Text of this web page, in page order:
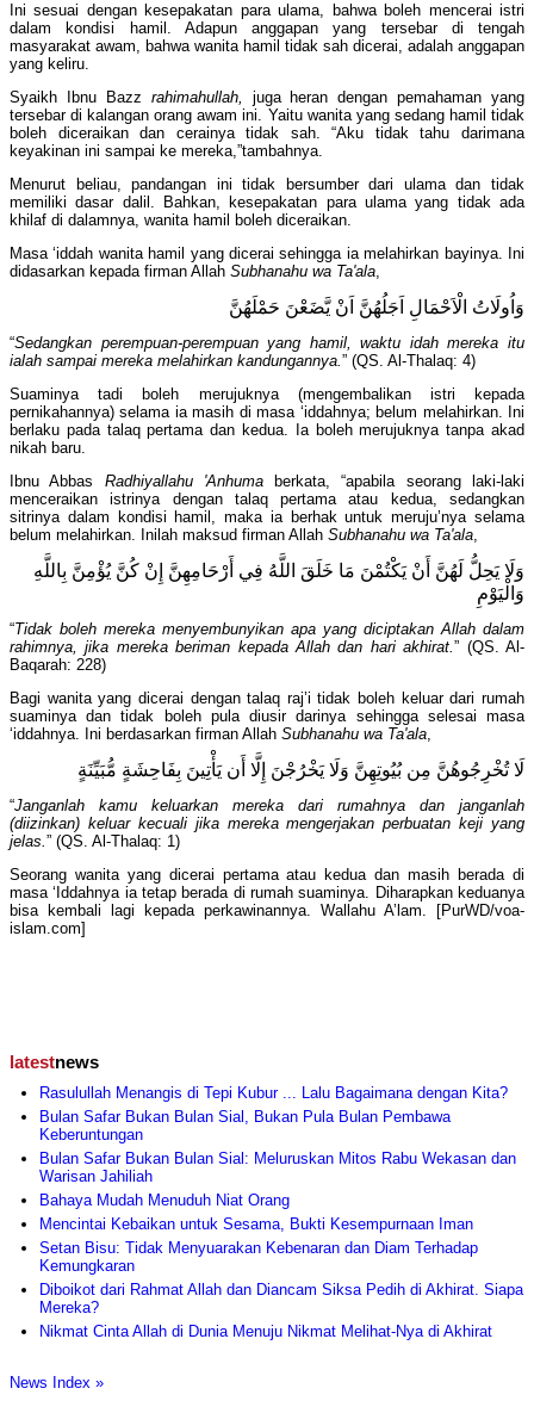
Ini sesuai dengan kesepakatan para ulama, bahwa boleh mencerai istri
dalam kondisi hamil. Adapun anggapan yang tersebar di tengah
masyarakat awam, bahwa wanita hamil tidak sah dicerai, adalah anggapan
yang keliru.
Syaikh Ibnu Bazz rahimahullah,
juga heran dengan pemahaman yang
tersebar di kalangan orang awam ini. Yaitu wanita yang sedang hamil tidak
boleh diceraikan dan cerainya tidak sah. “Aku tidak tahu darimana
keyakinan ini sampai ke mereka,”tambahnya.
Menurut beliau, pandangan ini tidak bersumber dari ulama dan tidak
memiliki dasar dalil. Bahkan, kesepakatan para ulama yang tidak ada
khilaf di dalamnya, wanita hamil boleh diceraikan.
Masa ‘iddah wanita hamil yang dicerai sehingga ia melahirkan bayinya. Ini
didasarkan kepada firman Allah Subhanahu wa Ta'ala,
وَاُولَاتُ الْاَحْمَالِ اَجَلُهُنَّ اَنْ يَّضَعْنَ حَمْلَهُنَّ
“Sedangkan perempuan-perempuan yang hamil, waktu idah mereka itu
ialah sampai mereka melahirkan kandungannya.” (QS. Al-Thalaq: 4)
Suaminya tadi boleh merujuknya (mengembalikan istri kepada
pernikahannya) selama ia masih di masa ‘iddahnya; belum melahirkan. Ini
berlaku pada talaq pertama dan kedua. Ia boleh merujuknya tanpa akad
nikah baru.
Ibnu Abbas Radhiyallahu 'Anhumaberkata, “apabila seorang laki-laki
menceraikan istrinya dengan talaq pertama atau kedua, sedangkan
sitrinya dalam kondisi hamil, maka ia berhak untuk meruju’nya selama
belum melahirkan. Inilah maksud firman Allah Subhanahu wa Ta'ala,
وَلَا يَحِلُّ لَهُنَّ أَنْ يَكْتُمْنَ مَا خَلَقَ اللَّهُ فِي أَرْحَامِهِنَّ إِنْ كُنَّ يُؤْمِنَّ بِاللَّهِ
وَالْيَوْمِ
“Tidak boleh mereka menyembunyikan apa yang diciptakan Allah dalam
rahimnya, jika mereka beriman kepada Allah dan hari akhirat.” (QS. Al-
Baqarah: 228)
Bagi wanita yang dicerai dengan talaq raj’i tidak boleh keluar dari rumah
suaminya dan tidak boleh pula diusir darinya sehingga selesai masa
‘iddahnya. Ini berdasarkan firman Allah Subhanahu wa Ta'ala,
لَا تُخْرِجُوهُنَّ مِن بُيُوتِهِنَّ وَلَا يَخْرُجْنَ إِلَّا أَن يَأْتِينَ بِفَاحِشَةٍ مُّبَيِّنَةٍ
“Janganlah kamu keluarkan mereka dari rumahnya dan janganlah
(diizinkan) keluar kecuali jika mereka mengerjakan perbuatan keji yang
jelas.” (QS. Al-Thalaq: 1)
Seorang wanita yang dicerai pertama atau kedua dan masih berada di
masa ‘Iddahnya ia tetap berada di rumah suaminya. Diharapkan keduanya
bisa kembali lagi kepada perkawinannya. Wallahu A’lam. [PurWD/voa-
islam.com]
latestnews
Rasulullah Menangis di Tepi Kubur ... Lalu Bagaimana dengan Kita?
Bulan Safar Bukan Bulan Sial, Bukan Pula Bulan Pembawa
Keberuntungan
Bulan Safar Bukan Bulan Sial: Meluruskan Mitos Rabu Wekasan dan
Warisan Jahiliah
Bahaya Mudah Menuduh Niat Orang
Mencintai Kebaikan untuk Sesama, Bukti Kesempurnaan Iman
Setan Bisu: Tidak Menyuarakan Kebenaran dan Diam Terhadap
Kemungkaran
Diboikot dari Rahmat Allah dan Diancam Siksa Pedih di Akhirat. Siapa
Mereka?
Nikmat Cinta Allah di Dunia Menuju Nikmat Melihat-Nya di Akhirat
News Index »